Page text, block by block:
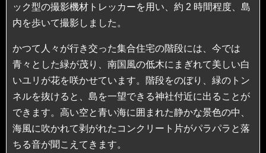
ック型の撮­影機材トレッカーを用い、約 2 時間程度、島
内を歩いて撮影しました。
かつて人々が行き交った集合住宅の階段には、今では
青々とした緑が茂り、南国風の低木­にまぎれて美しい白
いユリが花を咲かせています。階段をのぼり、緑のトン
ネルを抜ける­と、島を一望できる神社付近に出ることが
できます。高い空と青い海に囲まれた静かな景­色の中、
海風に吹かれて剥がれたコンクリート片がパラパラと落
ちる音が聞こえてきます­。